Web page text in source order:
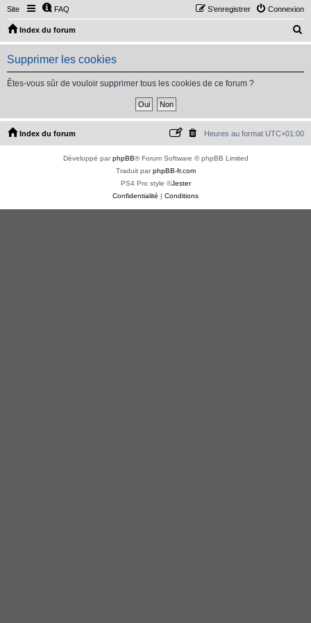
Site FAQ Connexion
S’enregistrer
Index du forum
e
h
Supprimer les cookies
Êtes-vous sûr de vouloir supprimer tous les cookies de ce forum ?
Index du forum Heures au format UTC+01:00
Développé parphpBB® Forum Software © phpBB Limited
Traduit parphpBB-fr.com
PS4 Pro style ©Jester
Confidentialité | Conditions